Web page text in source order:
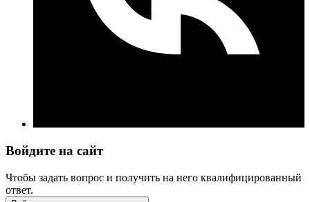
Войдите на сайт
Чтобы задать вопрос и получить на него квалифицированный
ответ.